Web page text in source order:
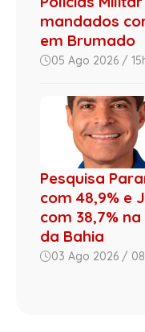
mandados
em Brumado
05 Ago 2026 /
Pesquisa
com 48,9% e
com 38,7%
da Bahia
03 Ago 2026 /